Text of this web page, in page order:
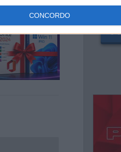
CONCORDO